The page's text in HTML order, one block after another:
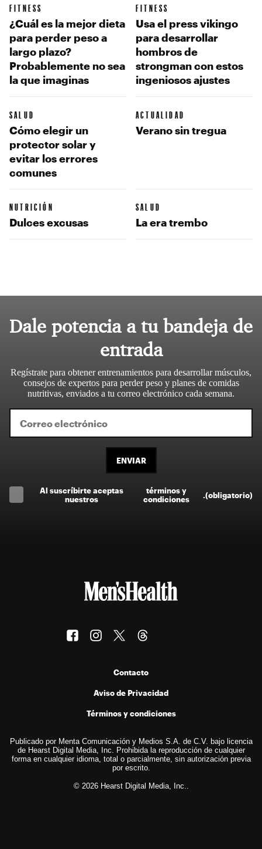
FITNESS
¿Cuál es la mejor dieta
para perder peso a
largo plazo?
Probablemente no sea
la que imaginas
FITNESS
Usa el press vikingo
para desarrollar
hombros de
strongman con estos
ingeniosos ajustes
SALUD
Cómo elegir un
protector solar y
evitar los errores
comunes
ACTUALIDAD
Verano sin tregua
NUTRICIÓN
Dulces excusas
SALUD
La era trembo
Dale potencia a tu bandeja de
entrada
Regístrate para obtener entrenamientos para desarrollar músculos,
consejos de expertos para perder peso y planes de comidas
nutritivas, enviados a tu correo electrónico cada semana.
ENVIAR
Al suscríbirte aceptas
nuestros
términos y
condiciones
(obligatorio)
Contacto
Aviso de Privacidad
Términos y condiciones
Publicado por Menta Comunicación y Medios S.A. de C.V. bajo licencia
de Hearst Digital Media, Inc. Prohibida la reproducción de cualquier
forma en cualquier idioma, total o parcialmente, sin autorización previa
por escrito.
© 2026 Hearst Digital Media, Inc..